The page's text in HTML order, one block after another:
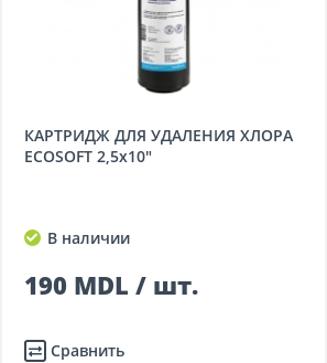
КАРТРИДЖ ДЛЯ УДАЛЕНИЯ ХЛОРА
ECOSOFT 2,5x10"
В наличии
190 MDL / шт.
Сравнить